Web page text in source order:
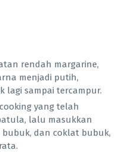
rendah margarine,
menjadi putih,
lagi sampai tercampur.
yang telah
lalu masukkan
dan coklat bubuk,